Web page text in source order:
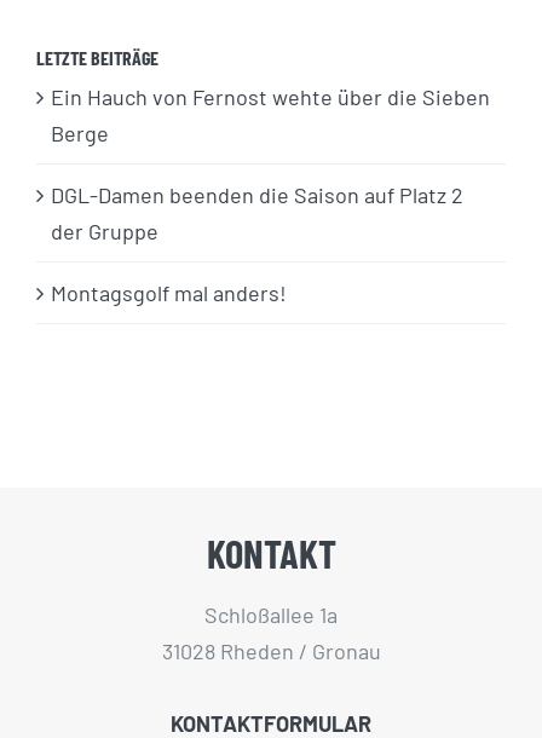
LETZTE BEITRÄGE
Ein Hauch von Fernost wehte über die Sieben
Berge
DGL-Damen beenden die Saison auf Platz 2
der Gruppe
Montagsgolf mal anders!
KONTAKT
Schloßallee 1a
31028 Rheden / Gronau
KONTAKTFORMULAR